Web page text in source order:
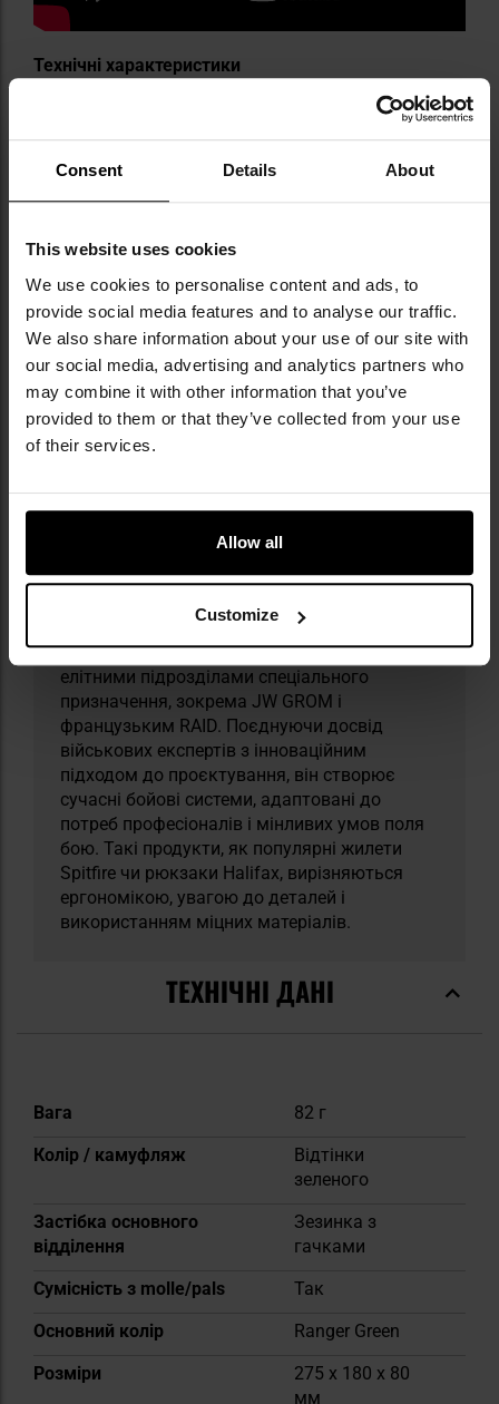
Consent Details About
This website uses cookies
We use cookies to personalise content and ads, to
provide social media features and to analyse our traffic.
We also share information about your use of our site with
our social media, advertising and analytics partners who
may combine it with other information that you’ve
provided to them or that they’ve collected from your use
of their services.
Allow all
Customize
Технічні характеристики
Розміри в розкладеному вигляді: 275 х 180 х 80 мм
Розміри в складеному вигляді 115 х 95 х 40 мм
Інформація про виробника та техніку безпеки
бренду Direct Action.
року постачає сучасне тактичне
спорядження, що використовується
елітними підрозділами спеціального
призначення, зокрема JW GROM і
французьким RAID. Поєднуючи досвід
військових експертів з інноваційним
підходом до проєктування, він створює
сучасні бойові системи, адаптовані до
потреб професіоналів і мінливих умов поля
бою. Такі продукти, як популярні жилети
Spitfire чи рюкзаки Halifax, вирізняються
ергономікою, увагою до деталей і
використанням міцних матеріалів.
ТЕХНІЧНІ ДАНІ
Докладніше
Вага
82 г
Колір / камуфляж
Відтінки
зеленого
Застібка основного
відділення
Зезинка з
гачками
Сумісність з molle/pals
Так
Основний колір
Ranger Green
Розміри
275 x 180 x 80
мм